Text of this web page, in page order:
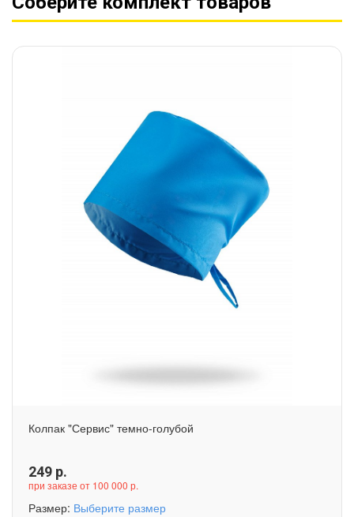
Колпак "Сервис" темно-голубой
249 р.
при заказе от 100 000 р.
Размер: Выберите размер